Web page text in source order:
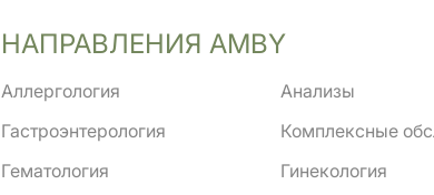
НАПРАВЛЕНИЯ AMBY
Аллергология
Анализы
Гастроэнтерология
Комплексные
Гематология
Гинекология